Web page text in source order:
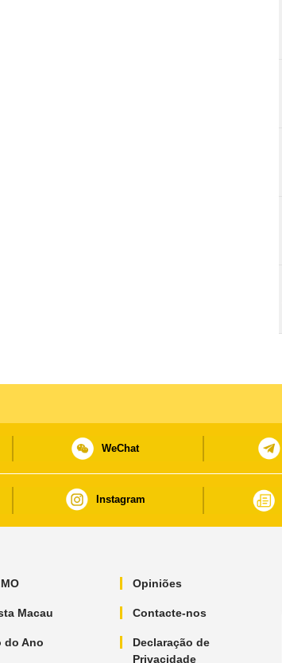
WeChat
Instagram
Macau
do Ano
Opiniões
Contacte-nos
Declaração de
Privacidade